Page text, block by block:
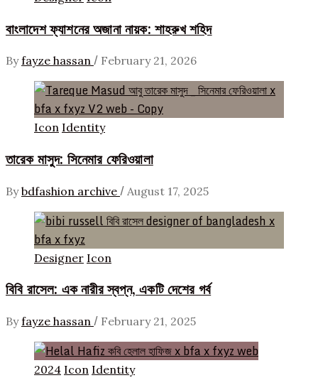
বাংলাদেশ ফ্যাশনের অজানা নায়ক: শাহরুখ শহিদ
By fayze hassan / February 21, 2026
Icon Identity
তারেক মাসুদ: সিনেমার ফেরিওয়ালা
By bdfashion archive / August 17, 2025
Designer Icon
বিবি রাসেল: এক নারীর স্বপ্ন, একটি দেশের গর্ব
By fayze hassan / February 21, 2025
2024 Icon Identity